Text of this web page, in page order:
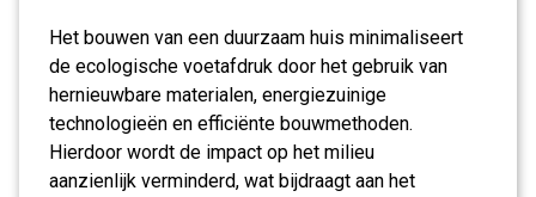
Het bouwen van een duurzaam huis minimaliseert
de ecologische voetafdruk door het gebruik van
hernieuwbare materialen, energiezuinige
technologieën en efficiënte bouwmethoden.
Hierdoor wordt de impact op het milieu
aanzienlijk verminderd, wat bijdraagt aan het